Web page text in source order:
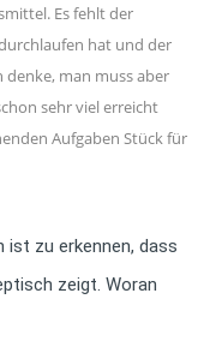
Es fehlt der
hat und der
man muss aber
sehr viel erreicht
Aufgaben Stück für
ist zu erkennen, dass
zeigt. Woran